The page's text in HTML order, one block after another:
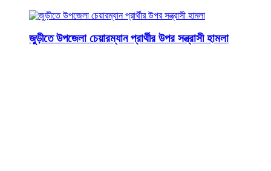
জুড়ীতে উপজেলা চেয়ারম্যান প্রার্থীর উপর সন্ত্রাসী হামলা